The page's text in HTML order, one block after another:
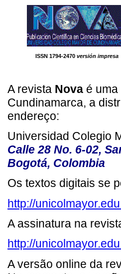
ISSN 1794-2470 versión impresa
A revista Nova é
Cundinamarca, a
endereço:
Universidad Colegio
Calle 28 No. 6-02,
Bogotá, Colombia
Os textos digitais se
http://
A assinatura na
http://
A versão online da